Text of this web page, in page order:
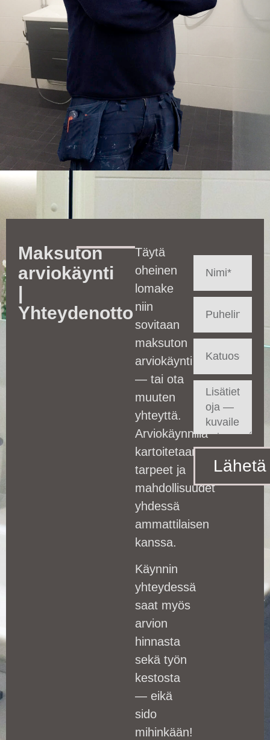
Maksuton
arviokäynti
|
Yhteydenotto
Täytä
oheinen
lomake
niin
sovitaan
maksuton
arviokäynti
— tai ota
muuten
yhteyttä.
Arviokäynnillä
kartoitetaan
tarpeet ja
mahdollisuudet
yhdessä
ammattilaisen
kanssa.
Käynnin
yhteydessä
saat myös
arvion
hinnasta
sekä työn
kestosta
— eikä
sido
mihinkään!
Lähetä